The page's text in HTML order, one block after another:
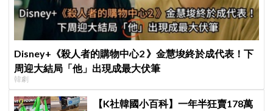
Disney+《殺人者的購物中心2 》金慧埈終於成代表！下
周迎大結局「他」出現成最大伏筆
韓劇
【K社韓國小百科】一年半狂賣178萬